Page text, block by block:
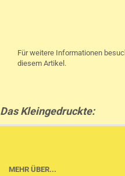
Für weitere Informationen
diesem Artikel.
Das Kleingedruckte:
MEHR ÜBER...